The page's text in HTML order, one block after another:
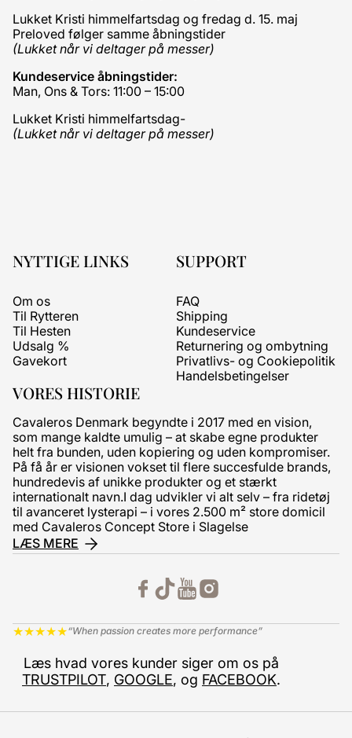
VORES HISTORIE
Cavaleros Denmark begyndte i 2017 med en vision,
som mange kaldte umulig – at skabe egne produkter
helt fra bunden, uden kopiering og uden kompromiser.
På få år er visionen vokset til flere succesfulde brands,
hundredevis af unikke produkter og et stærkt
internationalt navn.I dag udvikler vi alt selv – fra ridetøj
til avanceret lysterapi – i vores 2.500 m² store domicil
med Cavaleros Concept Store i Slagelse
LÆS MERE
★★★★★“When passion creates more performance”
Læs hvad vores kunder siger om os på
TRUSTPILOT, GOOGLE, og FACEBOOK.
Lukket Kristi himmelfartsdag og fredag d. 15. maj
Preloved følger samme åbningstider
(Lukket når vi deltager på messer)
Kundeservice åbningstider:
Man, Ons & Tors: 11:00 – 15:00
Lukket Kristi himmelfartsdag-
(Lukket når vi deltager på messer)
NYTTIGE LINKS
Om os
Til Rytteren
Til Hesten
Udsalg %
Gavekort
SUPPORT
FAQ
Shipping
Kundeservice
Returnering og ombytning
Privatlivs- og Cookiepolitik
Handelsbetingelser